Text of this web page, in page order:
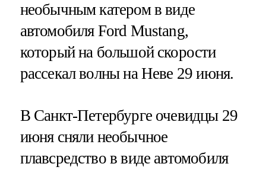
необычным катером в виде
автомобиля Ford Mustang,
который на большой скорости
рассекал волны на Неве 29 июня.
В Санкт-Петербурге очевидцы 29
июня сняли необычное
плавсредство в виде автомобиля